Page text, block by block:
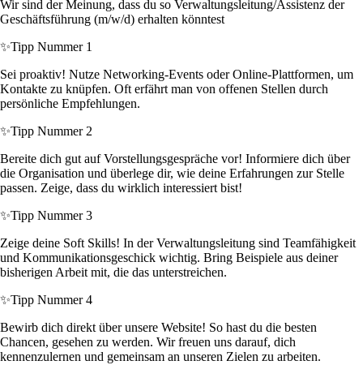
Wir sind der Meinung, dass du so Verwaltungsleitung/Assistenz der
Geschäftsführung (m/w/d) erhalten könntest
✨Tipp Nummer 1
Sei proaktiv! Nutze Networking-Events oder Online-Plattformen, um
Kontakte zu knüpfen. Oft erfährt man von offenen Stellen durch
persönliche Empfehlungen.
✨Tipp Nummer 2
Bereite dich gut auf Vorstellungsgespräche vor! Informiere dich über
die Organisation und überlege dir, wie deine Erfahrungen zur Stelle
passen. Zeige, dass du wirklich interessiert bist!
✨Tipp Nummer 3
Zeige deine Soft Skills! In der Verwaltungsleitung sind Teamfähigkeit
und Kommunikationsgeschick wichtig. Bring Beispiele aus deiner
bisherigen Arbeit mit, die das unterstreichen.
✨Tipp Nummer 4
Bewirb dich direkt über unsere Website! So hast du die besten
Chancen, gesehen zu werden. Wir freuen uns darauf, dich
kennenzulernen und gemeinsam an unseren Zielen zu arbeiten.